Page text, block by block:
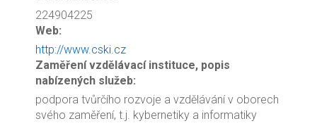
224904225
Web:
http://www.cski.cz
Zaměření vzdělávací instituce, popis
nabízených služeb:
podpora tvůrčího rozvoje a vzdělávání v oborech
svého zaměření, t.j. kybernetiky a informatiky